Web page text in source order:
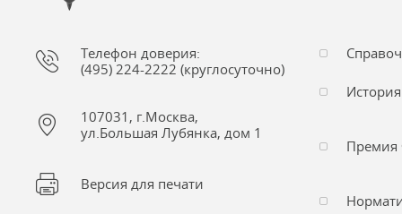
Телефон доверия:
(495) 224-2222 (круглосуточно)
107031, г.Москва,
ул.Большая Лубянка, дом 1
Версия для печати
История
Премия